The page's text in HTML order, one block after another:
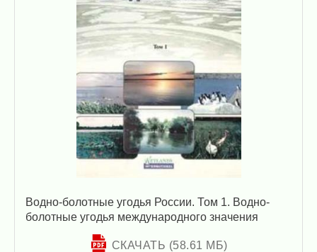
Водно-болотные угодья России. Том 1. Водно-
болотные угодья международного значения
СКАЧАТЬ (58.61 МБ)